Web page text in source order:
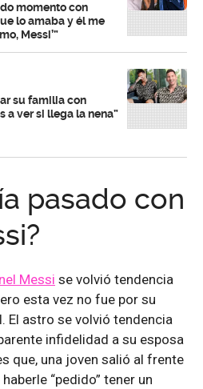
momento con
lo amaba y él me
Messi’”
su familia con
a ver si llega la nena”
pasado con
Messi se volvió tendencia
esta vez no fue por su
El astro se volvió tendencia
infidelidad a su esposa
que, una joven salió al frente
“pedido” tener un